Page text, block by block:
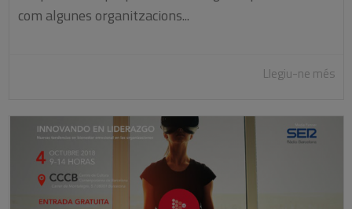
com algunes organitzacions...
Llegiu-ne més